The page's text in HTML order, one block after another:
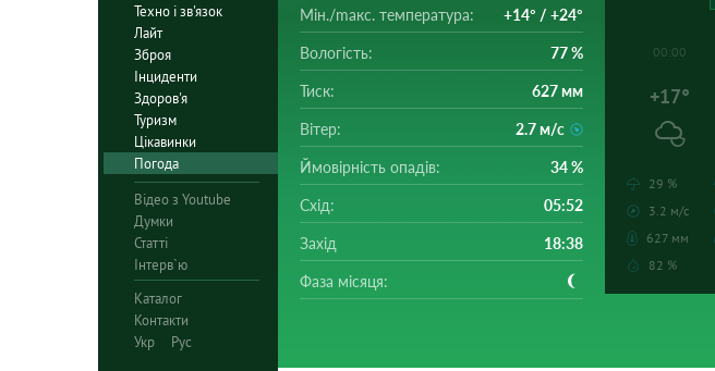
Техно і зв'язок
Лайт
Зброя
Інциденти
Здоров'я
Туризм
Цікавинки
Погода
Відео з Youtube
Думки
Статті
Інтерв`ю
Каталог
Контакти
Укр
Рус
Мін./mакс. температура: +14° / +24°
Вологість: 77 %
Тиск: 627 мм
Вітер: 2.7 м/с
Ймовірність опадів: 34 %
Схід: 05:52
Захід 18:38
Фаза місяця:
00:00
+17°
29 %
3.2 м/с
627 мм
82 %